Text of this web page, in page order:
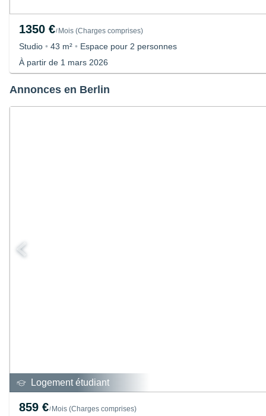
1350 €/Mois (Charges comprises)
Studio • 43 m² • Espace pour 2 personnes
À partir de 1 mars 2026
Annonces en Berlin
Logement étudiant
859 €/Mois (Charges comprises)